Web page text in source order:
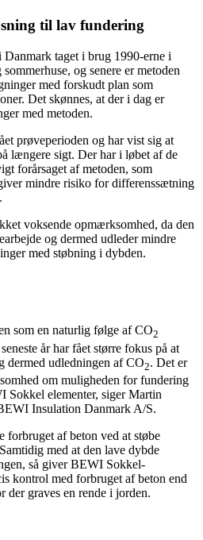
til lav fundering
taget i brug 1990-erne i
og senere er metoden
med forskudt plan som
Det skønnes, at der i dag er
med metoden.
prøveperioden og har vist sig at
længere sigt. Der har i løbet af de
forårsaget af metoden, som
mindre risiko for differenssætning
voksende opmærksomhed, da den
og dermed udleder mindre
med støbning i dybden.
som en naturlig følge af CO2
år har fået større fokus på at
dermed udledningen af CO2. Det er
om muligheden for fundering
Sokkel elementer, siger Martin
Insulation Danmark A/S.
forbruget af beton ved at støbe
med at den lave dybde
så giver BEWI Sokkel-
kontrol med forbruget af beton end
der graves en rende i jorden.